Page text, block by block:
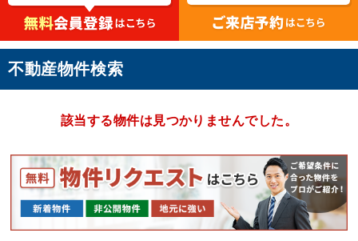
不動産物件検索
該当する物件は見つかりませんでした。